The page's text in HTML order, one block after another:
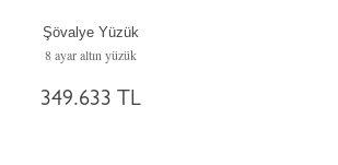
Şövalye Yüzük
8 ayar altın yüzük
349.633 TL